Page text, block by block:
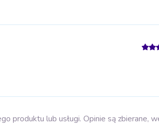
produktu lub usługi. Opinie są zbierane,